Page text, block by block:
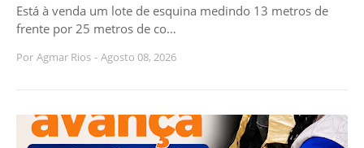
Está à venda um lote de esquina medindo 13 metros de
frente por 25 metros de co…
Por Agmar Rios - Agosto 08, 2026